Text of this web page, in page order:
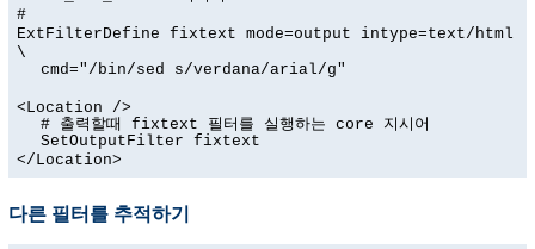
#
ExtFilterDefine fixtext mode=output intype=text/html
\
cmd="/bin/sed s/verdana/arial/g"
<Location />
# 출력할때 fixtext 필터를 실행하는 core 지시어
SetOutputFilter fixtext
</Location>
다른 필터를 추적하기